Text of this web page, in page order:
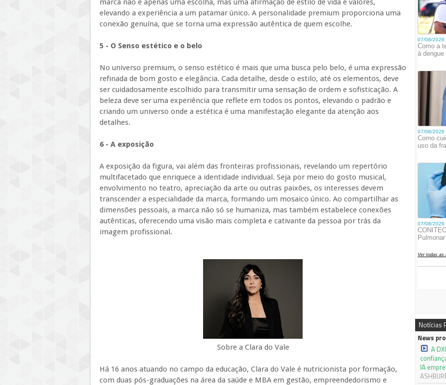
marca não é apenas uma escolha, mas uma afirmação de estilo de vida e valores,
elevando a experiência a um patamar único. A personalidade premium proporciona uma
conexão genuína, que se torna uma expressão autêntica de quem escolhe.
5 - O Senso estético e o belo
No universo premium, o senso estético é mais que uma busca pelo belo, é uma expressão
refinada de bom gosto e elegância. Cada detalhe, desde o estilo, até os elementos, deve
ser cuidadosamente escolhido para transmitir uma sensação de ordem e sofisticação. A
beleza deve ser uma experiência que reflete em todos os pontos, elevando o padrão e
criando um universo onde a estética é uma manifestação elegante da atenção aos
detalhes.
6 - A exposição
A exposição da figura, vai além das fronteiras profissionais, revelando um repertório
multifacetado que enriquece a identidade individual. Seja por meio do gosto musical,
envolvimento no teatro, apreciação da arte ou outras paixões, os interesses devem
transcender a especialidade da marca, formando um mosaico único. Ao compartilhar as
dimensões pessoais, a marca não só se humaniza, mas também estabelece conexões
autênticas, oferecendo uma visão mais completa e cativante da pessoa por trás da
imagem profissional.
Sobre a Clara do Vale
Há 16 anos atuando no campo da educação, Clara do Vale é nutricionista por formação,
com duas pós-graduações na área da saúde e MBA em gestão, empreendedorismo e
Notícias
News
A
IA